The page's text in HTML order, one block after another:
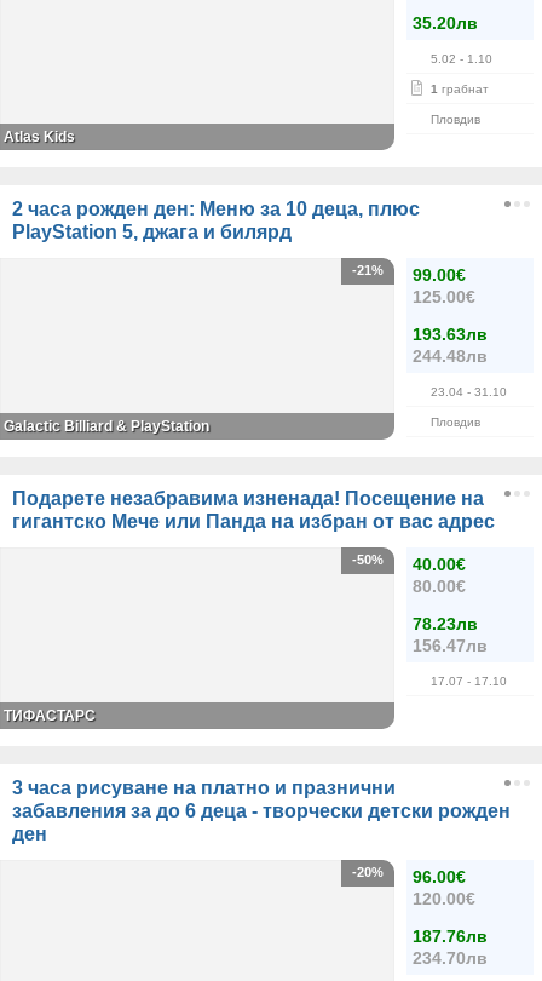
35.20лв
5.02 - 1.10
1 грабнат
Пловдив
Atlas Kids
2 часа рожден ден: Меню за 10 деца, плюс
PlayStation 5, джага и билярд
99.00€
125.00€
193.63лв
244.48лв
23.04 - 31.10
Пловдив
-21%
Galactic Billiard & PlayStation
Подарете незабравима изненада! Посещение на
гигантско Мече или Панда на избран от вас адрес
40.00€
80.00€
78.23лв
156.47лв
17.07 - 17.10
-50%
ТИФАСТАРС
3 часа рисуване на платно и празнични
забавления за до 6 деца - творчески детски рожден
ден
96.00€
120.00€
187.76лв
234.70лв
-20%